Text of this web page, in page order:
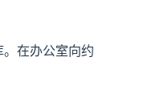
在办公室向约